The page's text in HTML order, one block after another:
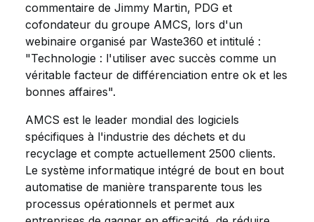
commentaire de Jimmy Martin, PDG et
cofondateur du groupe AMCS, lors d'un
webinaire organisé par Waste360 et intitulé :
"Technologie : l'utiliser avec succès comme un
véritable facteur de différenciation entre ok et les
bonnes affaires".
AMCS est le leader mondial des logiciels
spécifiques à l'industrie des déchets et du
recyclage et compte actuellement 2500 clients.
Le système informatique intégré de bout en bout
automatise de manière transparente tous les
processus opérationnels et permet aux